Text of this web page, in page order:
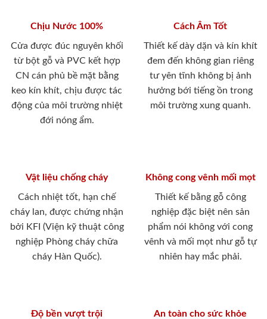
Chịu Nước 100%
Cửa được đúc nguyên khối
từ bột gỗ và PVC kết hợp
CN cán phủ bề mặt bằng
keo kín khít, chịu được tác
động của môi trường nhiệt
đới nóng ẩm.
Cách Âm Tốt
Thiết kế dày dặn và kín khít
đem đến không gian riêng
tư yên tĩnh không bị ảnh
hưởng bới tiếng ồn trong
môi trường xung quanh.
Vật liệu chống cháy
Cách nhiệt tốt, hạn chế
cháy lan, được chứng nhận
bởi KFI (Viện kỹ thuật công
nghiệp Phòng cháy chữa
cháy Hàn Quốc).
Không cong vênh mối mọt
Thiết kế bằng gỗ công
nghiệp đặc biệt nên sản
phẩm nói không với cong
vênh và mối mọt như gỗ tự
nhiên hay mắc phải.
Độ bền vượt trội An toàn cho sức khỏe